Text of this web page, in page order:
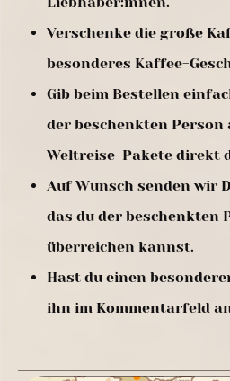
Verschenke die große
besonderes Kaffee-
Gib beim Bestellen
der beschenkten Person
Weltreise-Pakete direkt
Auf Wunsch senden wir
das du der beschenkten
überreichen kannst.
Hast du einen
ihn im Kommentarfeld